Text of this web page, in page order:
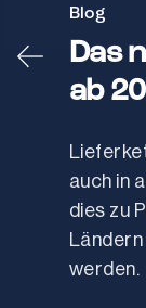
Blog
Das
ab
auch in
dies zu
werden.